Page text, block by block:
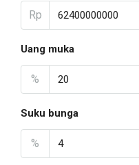
Rp
Uang muka
%
Suku bunga
%